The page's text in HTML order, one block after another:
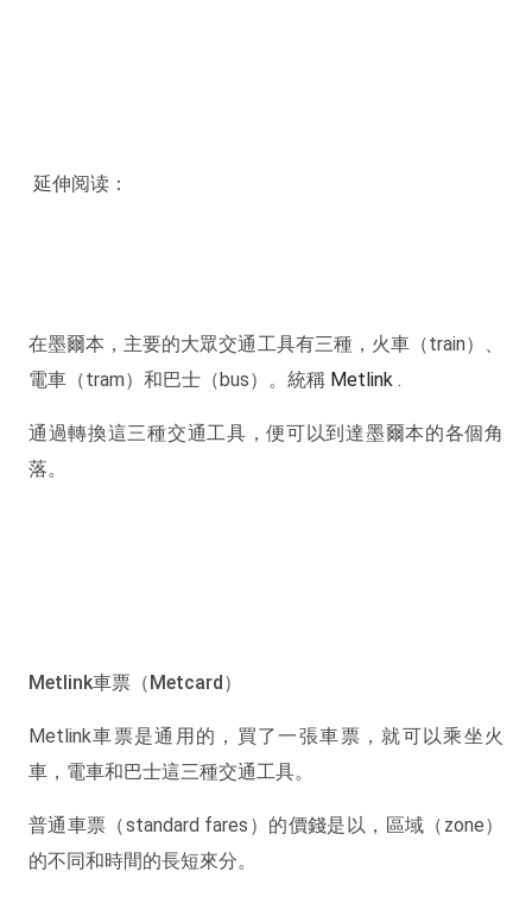
延伸阅读：
在墨爾本，主要的大眾交通工具有三種，火車（train）、
電車（tram）和巴士（bus）。統稱 Metlink.
通過轉換這三種交通工具，便可以到達墨爾本的各個角
落。
Metlink車票（Metcard）
Metlink車票是通用的，買了一張車票，就可以乘坐火
車，電車和巴士這三種交通工具。
普通車票（standard fares）的價錢是以，區域（zone）
的不同和時間的長短來分。